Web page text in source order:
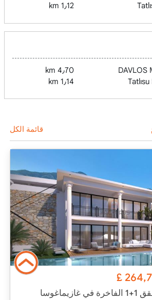
1٫12 km
DAVLOS
4٫70 km
1٫14 km
قائمة الكل
£
حياة فريدة تبدأ بشقق 1+1 الفاخرة في غازيماغوسا